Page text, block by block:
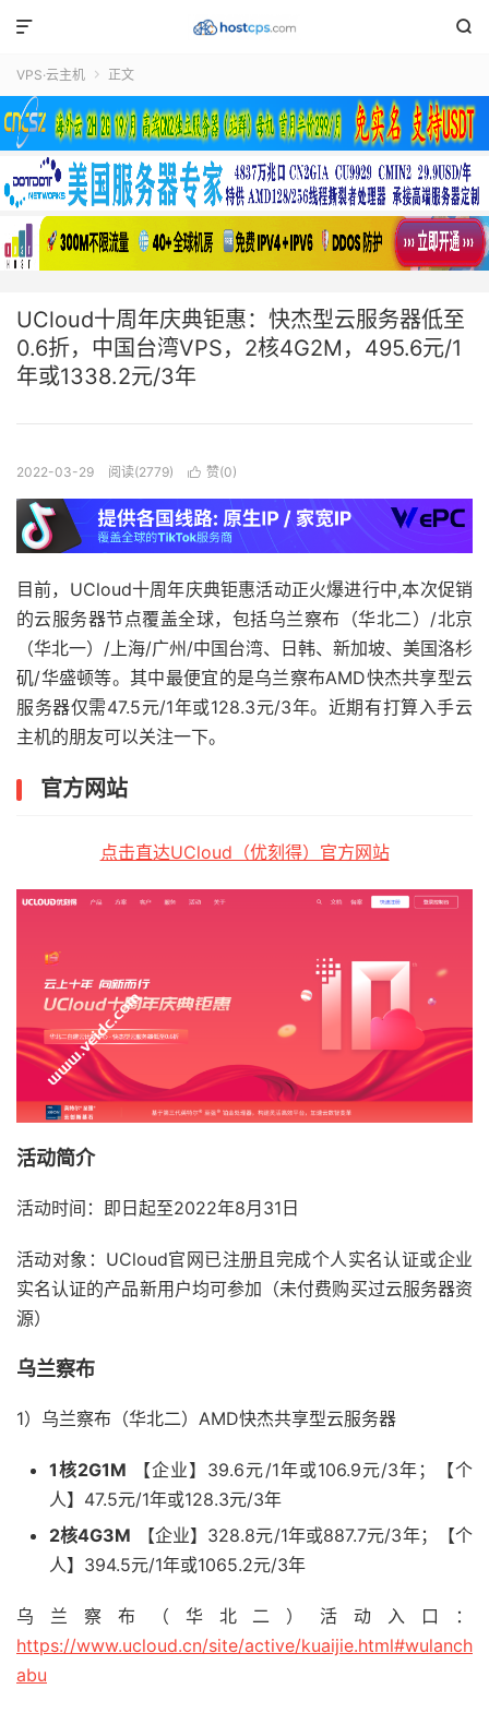


VPS·云主机  正文
UCloud十周年庆典钜惠：快杰型云服务器低至
0.6折，中国台湾VPS，2核4G2M，495.6元/1
年或1338.2元/3年
2022-03-29 阅读(2779)  赞(0)
目前，UCloud十周年庆典钜惠活动正火爆进行中,本次促销
的云服务器节点覆盖全球，包括乌兰察布（华北二）/北京
（华北一）/上海/广州/中国台湾、日韩、新加坡、美国洛杉
矶/华盛顿等。其中最便宜的是乌兰察布AMD快杰共享型云
服务器仅需47.5元/1年或128.3元/3年。近期有打算入手云
主机的朋友可以关注一下。
官方网站
点击直达UCloud（优刻得）官方网站
活动简介
活动时间：即日起至2022年8月31日
活动对象：UCloud官网已注册且完成个人实名认证或企业
实名认证的产品新用户均可参加（未付费购买过云服务器资
源）
乌兰察布
1）乌兰察布（华北二）AMD快杰共享型云服务器
1核2G1M 【企业】39.6元/1年或106.9元/3年；【个
人】47.5元/1年或128.3元/3年
2核4G3M 【企业】328.8元/1年或887.7元/3年；【个
人】394.5元/1年或1065.2元/3年
乌兰察布（华北二）活动入口：
https://www.ucloud.cn/site/active/kuaijie.html#wulanch
abu